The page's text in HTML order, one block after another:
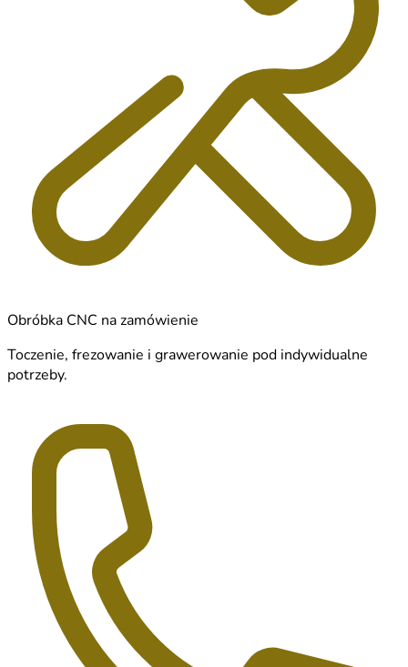
Obróbka CNC na zamówienie
Toczenie, frezowanie i grawerowanie pod indywidualne
potrzeby.